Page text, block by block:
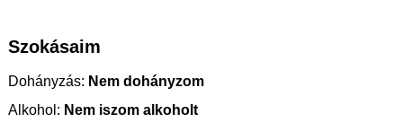
Szokásaim
Dohányzás: Nem dohányzom
Alkohol: Nem iszom alkoholt